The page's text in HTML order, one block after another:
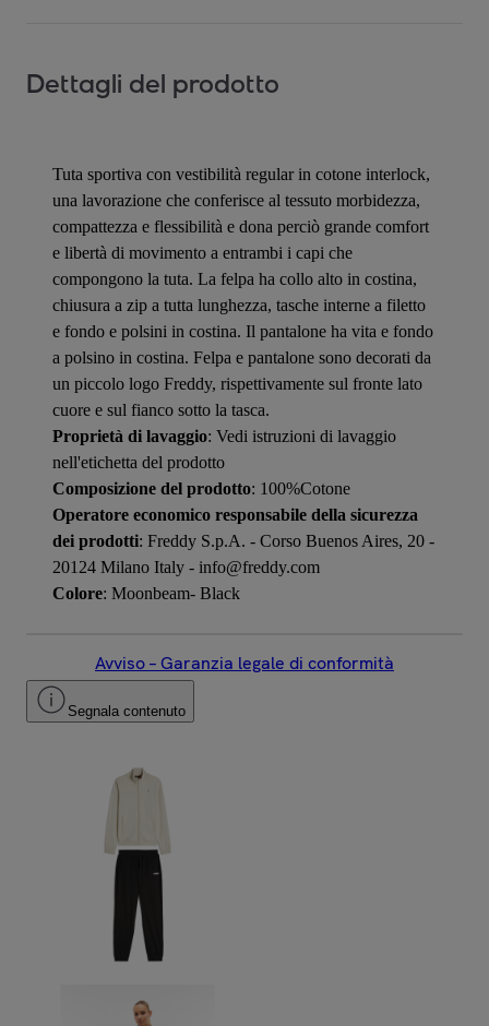
Dettagli del prodotto
Tuta sportiva con vestibilità regular in cotone interlock,
una lavorazione che conferisce al tessuto morbidezza,
compattezza e flessibilità e dona perciò grande comfort
e libertà di movimento a entrambi i capi che
compongono la tuta. La felpa ha collo alto in costina,
chiusura a zip a tutta lunghezza, tasche interne a filetto
e fondo e polsini in costina. Il pantalone ha vita e fondo
a polsino in costina. Felpa e pantalone sono decorati da
un piccolo logo Freddy, rispettivamente sul fronte lato
cuore e sul fianco sotto la tasca.
Proprietà di lavaggio: Vedi istruzioni di lavaggio
nell'etichetta del prodotto
Composizione del prodotto: 100%Cotone
Operatore economico responsabile della sicurezza
dei prodotti: Freddy S.p.A. - Corso Buenos Aires, 20 -
20124 Milano Italy - info@freddy.com
Colore: Moonbeam- Black
Avviso – Garanzia legale di conformità
Segnala contenuto